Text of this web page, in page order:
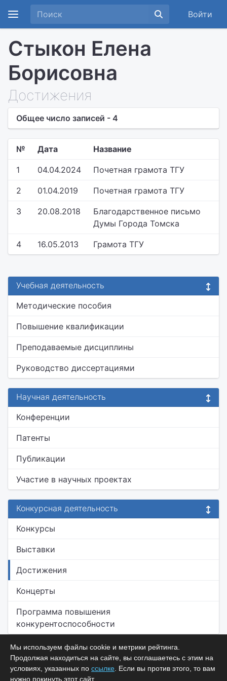
Войти
Стыкон Елена
Борисовна
Достижения
Общее число записей - 4
№ Дата Название
1 04.04.2024 Почетная грамота ТГУ
2 01.04.2019 Почетная грамота ТГУ
3 20.08.2018
Благодарственное письмо
Думы Города Томска
4 16.05.2013 Грамота ТГУ
Учебная деятельность
Методические пособия
Повышение квалификации
Преподаваемые дисциплины
Руководство диссертациями
Научная деятельность
Конференции
Патенты
Публикации
Участие в научных проектах
Конкурсная деятельность
Конкурсы
Выставки
Достижения
Концерты
Программа повышения
конкурентоспособности
Мы используем файлы cookie и метрики рейтинга.
Продолжая находиться на сайте, вы соглашаетесь с этим на
условиях, указанных по ссылке . Если вы против этого, то вам
нужно покинуть этот сайт.